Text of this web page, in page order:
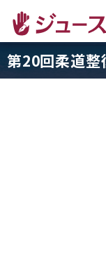
第20回柔道